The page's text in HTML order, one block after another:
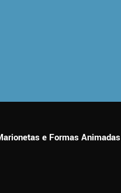
e Formas Animadas